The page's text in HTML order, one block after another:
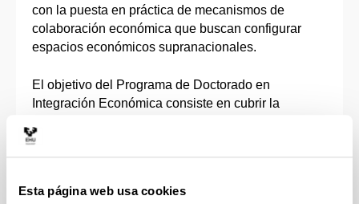
Esta página web usa cookies
con la puesta en práctica de mecanismos de
colaboración económica que buscan configurar
espacios económicos supranacionales.
El objetivo del Programa de Doctorado en
Integración Económica consiste en cubrir la
especializada en el estudio de estos procesos de
globalización/integración, sus consecuencias sobre
hacer frente a sus efectos incluyendo, también, la